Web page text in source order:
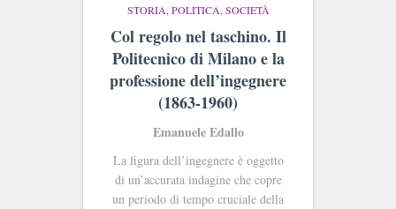
STORIA, POLITICA, SOCIETÀ
Col regolo nel taschino. Il
Politecnico di Milano e la
professione dell’ingegnere
(1863-1960)
Emanuele Edallo
La figura dell’ingegnere è oggetto
di un’accurata indagine che copre
un periodo di tempo cruciale della